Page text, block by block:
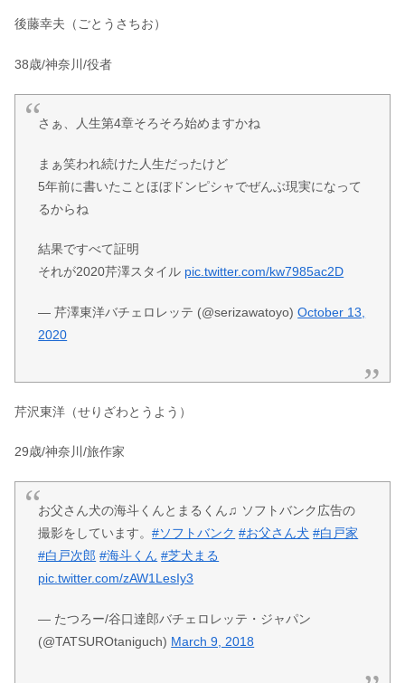
後藤幸夫（ごとうさちお）
38歳/神奈川/役者
さぁ、人生第4章そろそろ始めますかね
まぁ笑われ続けた人生だったけど
5年前に書いたことほぼドンピシャでぜんぶ現実になって
るからね
結果ですべて証明
それが2020芹澤スタイル pic.twitter.com/kw7985ac2D
— 芹澤東洋バチェロレッテ (@serizawatoyo)October 13,
2020
芹沢東洋（せりざわとうよう）
29歳/神奈川/旅作家
お父さん犬の海斗くんとまるくん♫ ソフトバンク広告の
撮影をしています。#ソフトバンク #お父さん犬 #白戸家
#白戸次郎 #海斗くん #芝犬まる
pic.twitter.com/zAW1LesIy3
— たつろー/谷口達郎バチェロレッテ・ジャパン
(@TATSUROtaniguch) March 9, 2018